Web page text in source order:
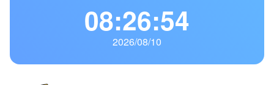
08:26:55
2026/08/10